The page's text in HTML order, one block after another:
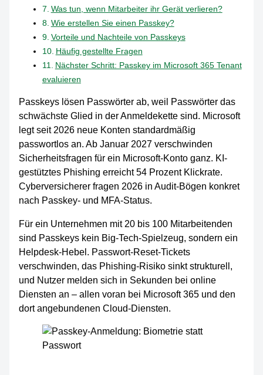
Was tun, wenn Mitarbeiter ihr Gerät verlieren?
Wie erstellen Sie einen Passkey?
Vorteile und Nachteile von Passkeys
Häufig gestellte Fragen
Nächster Schritt: Passkey im Microsoft 365 Tenant
evaluieren
Passkeys lösen Passwörter ab, weil Passwörter das
schwächste Glied in der Anmeldekette sind. Microsoft
legt seit 2026 neue Konten standardmäßig
passwortlos an. Ab Januar 2027 verschwinden
Sicherheitsfragen für ein Microsoft-Konto ganz. KI-
gestütztes Phishing erreicht 54 Prozent Klickrate.
Cyberversicherer fragen 2026 in Audit-Bögen konkret
nach Passkey- und MFA-Status.
Für ein Unternehmen mit 20 bis 100 Mitarbeitenden
sind Passkeys kein Big-Tech-Spielzeug, sondern ein
Helpdesk-Hebel. Passwort-Reset-Tickets
verschwinden, das Phishing-Risiko sinkt strukturell,
und Nutzer melden sich in Sekunden bei online
Diensten an – allen voran bei Microsoft 365 und den
dort angebundenen Cloud-Diensten.